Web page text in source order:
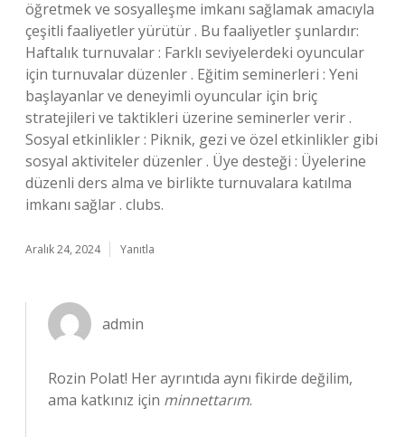
öğretmek ve sosyalleşme imkanı sağlamak amacıyla
çeşitli faaliyetler yürütür . Bu faaliyetler şunlardır:
Haftalık turnuvalar : Farklı seviyelerdeki oyuncular
için turnuvalar düzenler . Eğitim seminerleri : Yeni
başlayanlar ve deneyimli oyuncular için briç
stratejileri ve taktikleri üzerine seminerler verir .
Sosyal etkinlikler : Piknik, gezi ve özel etkinlikler gibi
sosyal aktiviteler düzenler . Üye desteği : Üyelerine
düzenli ders alma ve birlikte turnuvalara katılma
imkanı sağlar . clubs.
Aralık 24, 2024 Yanıtla
admin
Rozin Polat! Her ayrıntıda aynı fikirde değilim,
ama katkınız için minnettarım.